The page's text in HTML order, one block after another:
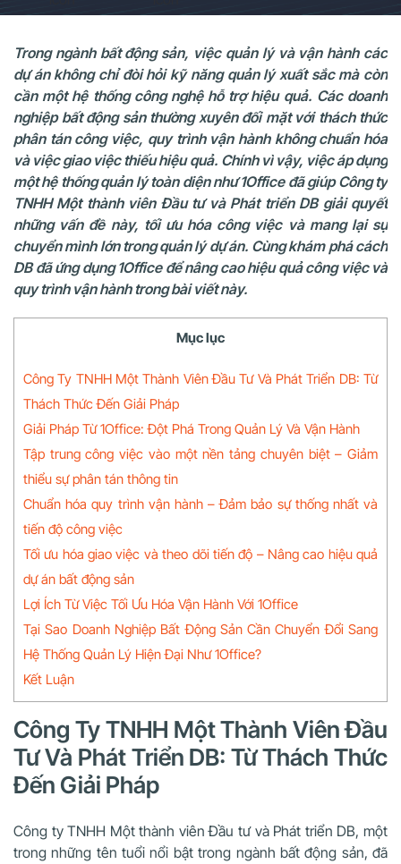
Trong ngành bất động sản, việc quản lý và vận hành các
dự án không chỉ đòi hỏi kỹ năng quản lý xuất sắc mà còn
cần một hệ thống công nghệ hỗ trợ hiệu quả. Các doanh
nghiệp bất động sản thường xuyên đối mặt với thách thức
phân tán công việc, quy trình vận hành không chuẩn hóa
và việc giao việc thiếu hiệu quả. Chính vì vậy, việc áp dụng
một hệ thống quản lý toàn diện như 1Office đã giúp Công ty
TNHH Một thành viên Đầu tư và Phát triển DB giải quyết
những vấn đề này, tối ưu hóa công việc và mang lại sự
chuyển mình lớn trong quản lý dự án. Cùng khám phá cách
DB đã ứng dụng 1Office để nâng cao hiệu quả công việc và
quy trình vận hành trong bài viết này.
Mục lục
Công Ty TNHH Một Thành Viên Đầu Tư Và Phát Triển DB: Từ
Thách Thức Đến Giải Pháp
Giải Pháp Từ 1Office: Đột Phá Trong Quản Lý Và Vận Hành
Tập trung công việc vào một nền tảng chuyên biệt – Giảm
thiểu sự phân tán thông tin
Chuẩn hóa quy trình vận hành – Đảm bảo sự thống nhất và
tiến độ công việc
Tối ưu hóa giao việc và theo dõi tiến độ – Nâng cao hiệu quả
dự án bất động sản
Lợi Ích Từ Việc Tối Ưu Hóa Vận Hành Với 1Office
Tại Sao Doanh Nghiệp Bất Động Sản Cần Chuyển Đổi Sang
Hệ Thống Quản Lý Hiện Đại Như 1Office?
Kết Luận
Công Ty TNHH Một Thành Viên Đầu
Tư Và Phát Triển DB: Từ Thách Thức
Đến Giải Pháp
Công ty TNHH Một thành viên Đầu tư và Phát triển DB, một
trong những tên tuổi nổi bật trong ngành bất động sản, đã